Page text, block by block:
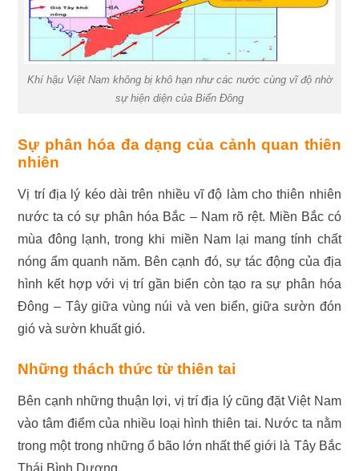
Khí hậu Việt Nam không bị khô hạn như các nước cùng vĩ độ nhờ
sự hiện diện của Biển Đông
Sự phân hóa đa dạng của cảnh quan thiên
nhiên
Vị trí địa lý kéo dài trên nhiều vĩ độ làm cho thiên nhiên
nước ta có sự phân hóa Bắc – Nam rõ rệt. Miền Bắc có
mùa đông lạnh, trong khi miền Nam lại mang tính chất
nóng ẩm quanh năm. Bên cạnh đó, sự tác động của địa
hình kết hợp với vị trí gần biển còn tạo ra sự phân hóa
Đông – Tây giữa vùng núi và ven biển, giữa sườn đón
gió và sườn khuất gió.
Những thách thức từ thiên tai
Bên cạnh những thuận lợi, vị trí địa lý cũng đặt Việt Nam
vào tâm điểm của nhiều loại hình thiên tai. Nước ta nằm
trong một trong những ổ bão lớn nhất thế giới là Tây Bắc
Thái Bình Dương.